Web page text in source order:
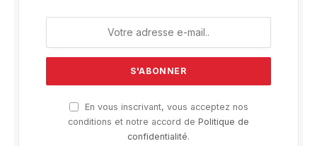
En vous inscrivant, vous acceptez nos
conditions et notre accord de Politique de
confidentialité.